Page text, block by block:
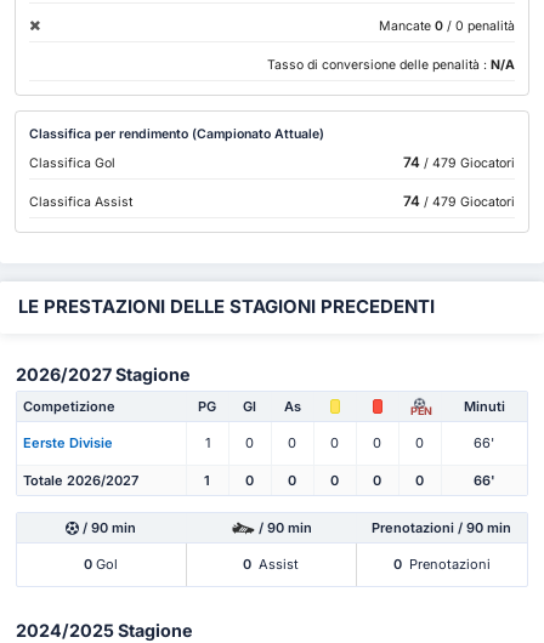
Mancate 0 / 0 penalità
Tasso di conversione delle penalità : N/A
Classifica per rendimento (Campionato Attuale)
Classifica Gol
74/ 479 Giocatori
Classifica Assist 74/ 479 Giocatori
LE PRESTAZIONI DELLE STAGIONI PRECEDENTI
2026/2027 Stagione
Competizione PG Gl As PEN Minuti
Eerste Divisie 1 0 0 0 0 0 66'
Totale 2026/2027 1 0 0 0 0 0 66'
/ 90 min / 90 min Prenotazioni / 90 min
0 Gol 0 Assist 0 Prenotazioni
2024/2025 Stagione